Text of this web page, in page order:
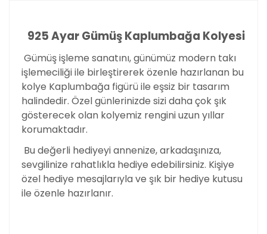
925 Ayar Gümüş Kaplumbağa Kolyesi
Gümüş işleme sanatını, günümüz modern takı
işlemeciliği ile birleştirerek özenle hazırlanan bu
kolye Kaplumbağa figürü ile eşsiz bir tasarım
halindedir. Özel günlerinizde sizi daha çok şık
gösterecek olan kolyemiz rengini uzun yıllar
korumaktadır.
Bu değerli hediyeyi annenize, arkadaşınıza,
sevgilinize rahatlıkla hediye edebilirsiniz. Kişiye
özel hediye mesajlarıyla ve şık bir hediye kutusu
ile özenle hazırlanır.